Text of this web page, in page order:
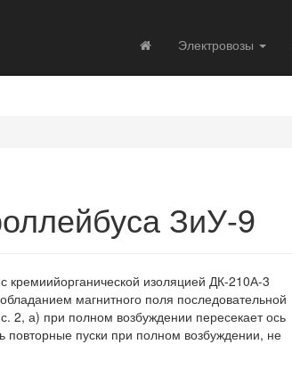
Электровозы
ЗиУ-9
кремиийорганической изоляцией ДК-210А-3
магнитного поля последовательной
2, а) при полном возбуждении пересекает ось
повторные пуски при полном возбуждении, не